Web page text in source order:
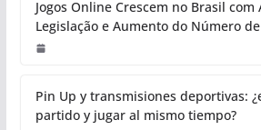
Jogos Online Crescem no Brasil com
Legislação e Aumento do Número de
Pin Up y transmisiones deportivas:
partido y jugar al mismo tiempo?